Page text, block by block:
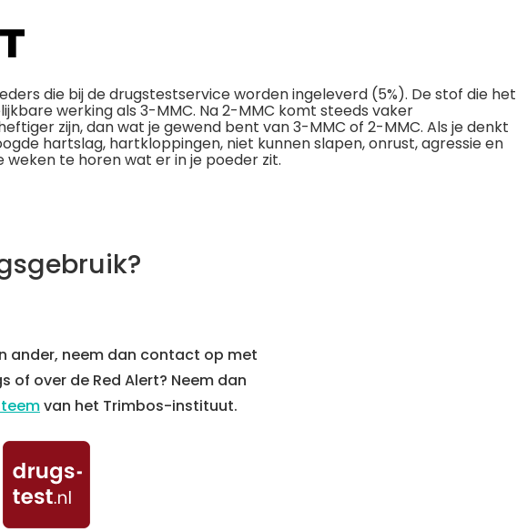
die bij de drugstestservice worden ingeleverd (5%). De stof die het
werking als 3-MMC. Na 2-MMC komt steeds vaker
zijn, dan wat je gewend bent van 3-MMC of 2-MMC. Als je denkt
hartslag, hartkloppingen, niet kunnen slapen, onrust, agressie en
te horen wat er in je poeder zit.
ander, neem dan contact op met
of over de Red Alert? Neem dan
van het Trimbos-instituut.